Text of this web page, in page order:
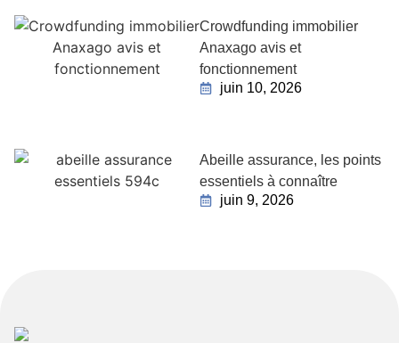
Crowdfunding immobilier
Anaxago avis et
fonctionnement
juin 10, 2026
Abeille assurance, les points
essentiels à connaître
juin 9, 2026